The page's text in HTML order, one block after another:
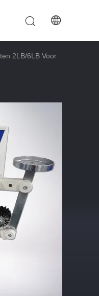
2LB/6LB Voor